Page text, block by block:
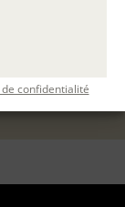
confidentialité